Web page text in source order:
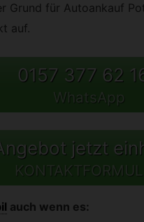
Grund für Autoankauf
auf.
0157 377 62
WhatsApp
jetzt
auch wenn es: